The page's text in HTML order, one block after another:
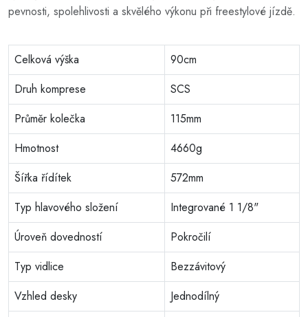
pevnosti, spolehlivosti a skvělého výkonu při freestylové jízdě.
Celková výška
90cm
Druh komprese
SCS
Průměr kolečka
115mm
Hmotnost
4660g
Šířka řídítek
572mm
Typ hlavového složení
Integrované 1 1/8"
Úroveň dovedností
Pokročilí
Typ vidlice
Bezzávitový
Vzhled desky
Jednodílný